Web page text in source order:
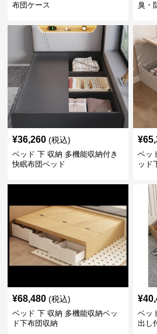
布団ケース
臭・
¥36,260 (税込)
ベッド 下 収納 多機能収納付き
快眠布団ベッド
¥
ベッ
ッド
¥68,480 (税込)
ベッド 下 収納 多機能収納ベッ
ド下布団収納
¥
ベッ
出し